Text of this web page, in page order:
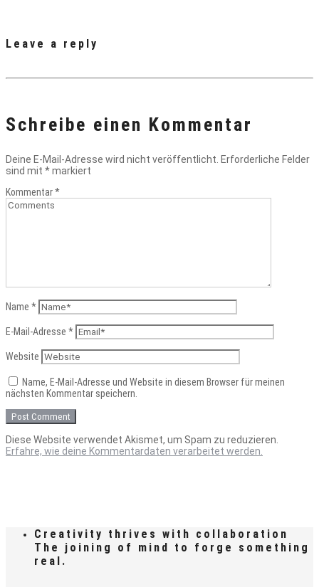
Leave a reply
Schreibe einen Kommentar
Deine E-Mail-Adresse wird nicht veröffentlicht. Erforderliche Felder
sind mit *markiert
Kommentar*
Name *
E-Mail-Adresse *
Website
Name, E-Mail-Adresse und Website in diesem Browser für meinen
nächsten Kommentar speichern.
Diese Website verwendet Akismet, um Spam zu reduzieren.
Erfahre, wie deine Kommentardaten verarbeitet werden.
Creativity thrives with collaboration
The joining of mind to forge something
real.